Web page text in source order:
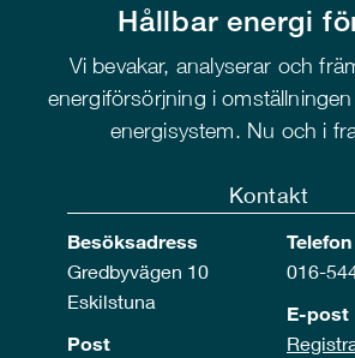
Hållbar energi
Vi bevakar, analyserar och
energiförsörjning i
energisystem. Nu och i
Kontakt
Besöksadress
Gredbyvägen 10
Eskilstuna
Post
016-
E-post